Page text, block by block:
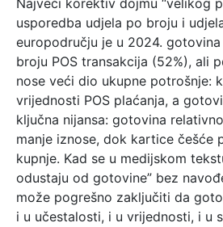
Najveći korektiv dojmu “velikog
usporedba udjela po broju i
europodručju je u 2024.
broju POS transakcija (52%), ali
nose veći dio ukupne potrošnje:
vrijednosti POS plaćanja, a
ključna nijansa: gotovina
manje iznose, dok kartice češće
kupnje. Kad se u medijskom
odustaju od gotovine” bez
može pogrešno zaključiti da
i u učestalosti, i u vrijednosti, i u